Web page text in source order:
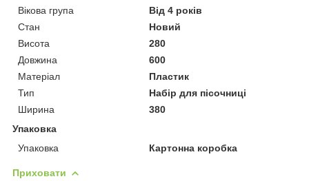
Вікова група
Від 4 років
Стан
Новий
Висота
280
Довжина
600
Матеріал
Пластик
Тип
Набір для пісочниці
Ширина
380
Упаковка
Упаковка
Картонна коробка
Приховати